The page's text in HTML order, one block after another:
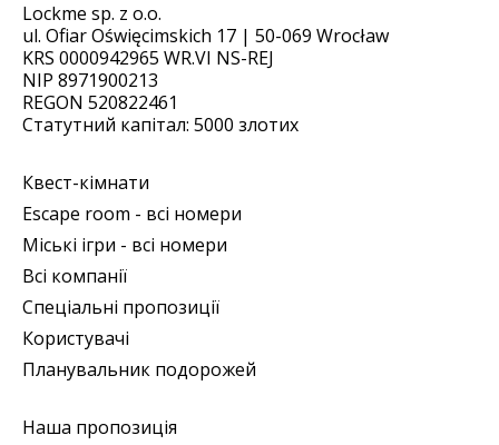
Lockme sp. z o.o.
ul. Ofiar Oświęcimskich 17 | 50-069 Wrocław
KRS 0000942965 WR.VI NS-REJ
NIP 8971900213
REGON 520822461
Статутний капітал: 5000 злотих
Квест-кімнати
Escape room - всі номери
Міські ігри - всі номери
Всі компанії
Спеціальні пропозиції
Користувачі
Планувальник подорожей
Наша пропозиція